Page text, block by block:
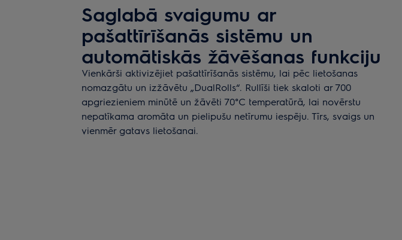
Saglabā svaigumu ar
pašattīrīšanās sistēmu un
automātiskās žāvēšanas funkciju
Vienkārši aktivizējiet pašattīrīšanās sistēmu, lai pēc lietošanas
nomazgātu un izžāvētu „DualRolls“. Rullīši tiek skaloti ar 700
apgriezieniem minūtē un žāvēti 70°C temperatūrā, lai novērstu
nepatīkama aromāta un pielipušu netīrumu iespēju. Tīrs, svaigs un
vienmēr gatavs lietošanai.